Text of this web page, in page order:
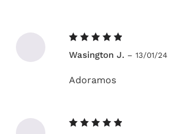
5de 5
Wasington J. – 13/01/24
Adoramos